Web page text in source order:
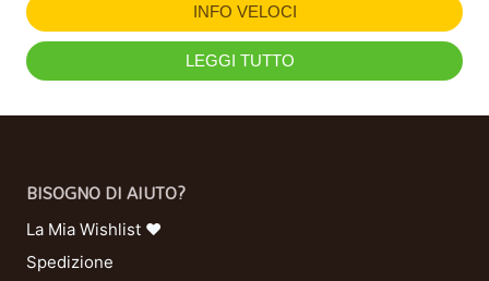
INFO VELOCI
LEGGI TUTTO
BISOGNO DI AIUTO?
La Mia Wishlist ❤
Spedizione